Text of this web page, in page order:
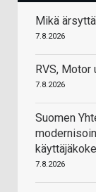
Mikä
7.8.2026
RVS, Motor
7.8.2026
Suomen
7.8.2026